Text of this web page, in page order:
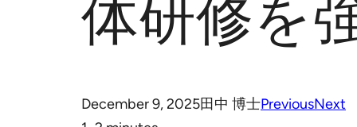
体研修を
December 9, 2025田中 博士PreviousNext